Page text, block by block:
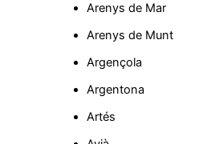
Arenys de Mar
Arenys de Munt
Argençola
Argentona
Artés